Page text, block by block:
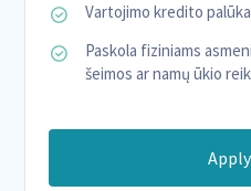
Vartojimo kredito
Paskola fiziniams
šeimos ar namų ūkio